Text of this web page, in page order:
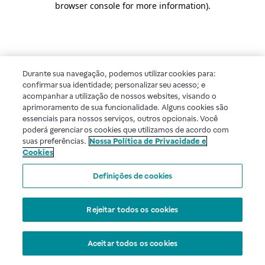
browser console for more information).
Durante sua navegação, podemos utilizar cookies para:
confirmar sua identidade; personalizar seu acesso; e
acompanhar a utilização de nossos websites, visando o
aprimoramento de sua funcionalidade. Alguns cookies são
essenciais para nossos serviços, outros opcionais. Você
poderá gerenciar os cookies que utilizamos de acordo com
suas preferências. Nossa Política de Privacidade e
Cookies
Definições de cookies
Rejeitar todos os cookies
Aceitar todos os cookies